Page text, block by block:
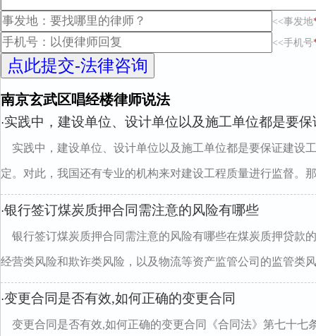
<<事发地
<<手机号
南京玄武区唱经楼律师说法
·实践中，建设单位、设计单位以及施工单位都是要
实践中，建设单位、设计单位以及施工单位都是要保证建设
定。对此，我国还有专业的机构来对建设工程质量进行监督。
·银行签订煤炭质押合同需注意的风险有哪些
银行签订煤炭质押合同需注意的风险有哪些在煤炭质押贷款
经营类风险和欺诈类风险，以及物流等资产监管公司的监管类
·变更合同是否有效,如何正确的变更合同
变更合同是否有效,如何正确的变更合同《合同法》第七十七